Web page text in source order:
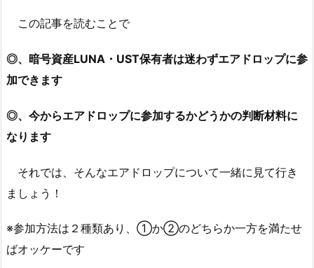
この記事を読むことで
◎、暗号資産LUNA・UST保有者は迷わずエアドロップに参
加できます
◎、今からエアドロップに参加するかどうかの判断材料に
なります
それでは、そんなエアドロップについて一緒に見て行き
ましょう！
※参加方法は２種類あり、①か②のどちらか一方を満たせ
ばオッケーです